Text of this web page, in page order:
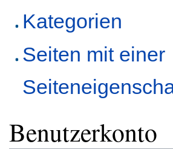
Kategorien
Seiten mit einer
Benutzerkonto